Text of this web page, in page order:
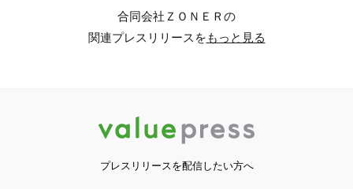
合同会社ＺＯＮＥＲの
関連プレスリリースをもっと見る
プレスリリースを配信したい方へ